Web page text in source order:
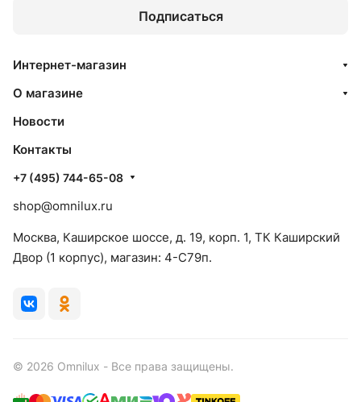
Подписаться
Интернет-магазин
О магазине
Новости
Контакты
+7 (495) 744-65-08
shop@omnilux.ru
Москва, Каширское шоссе, д. 19, корп. 1, ТК Каширский
Двор (1 корпус), магазин: 4-C79п.
© 2026 Omnilux - Все права защищены.